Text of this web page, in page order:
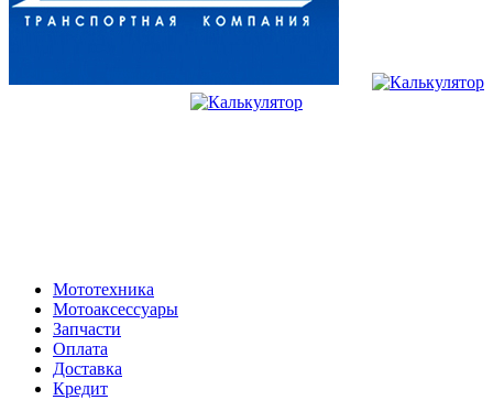
Мототехника
Мотоаксессуары
Запчасти
Оплата
Доставка
Кредит